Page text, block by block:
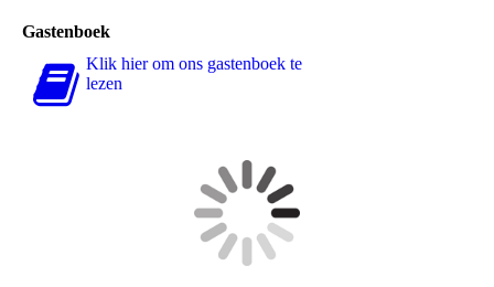
Gastenboek
Klik hier om ons gastenboek te
lezen